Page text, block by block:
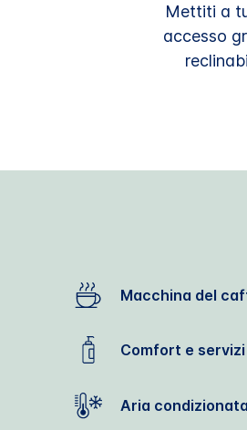
Mettiti a
accesso
Macchina del
Comfort e
Aria condizionata